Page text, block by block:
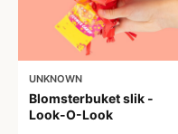
UNKNOWN
Blomsterbuket slik -
Look-O-Look